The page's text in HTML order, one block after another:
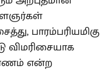
பாரம்பரியமிகு
விமரிசையாக
என்ற